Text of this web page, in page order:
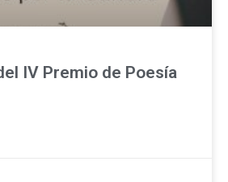
IV Premio de Poesía